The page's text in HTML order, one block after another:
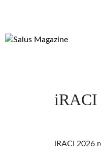
iRACI
iRACI 2026